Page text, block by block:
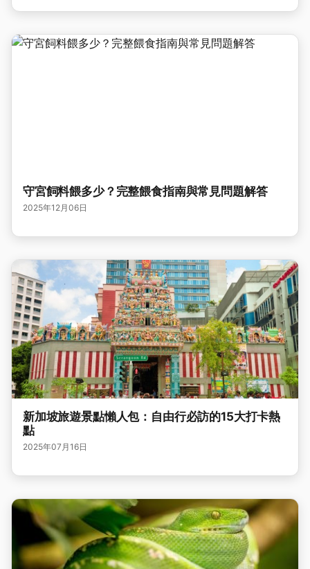
守宮飼料餵多少？完整餵食指南與常見問題解答
2025年12月06日
新加坡旅遊景點懶人包：自由行必訪的15大打卡熱
點
2025年07月16日